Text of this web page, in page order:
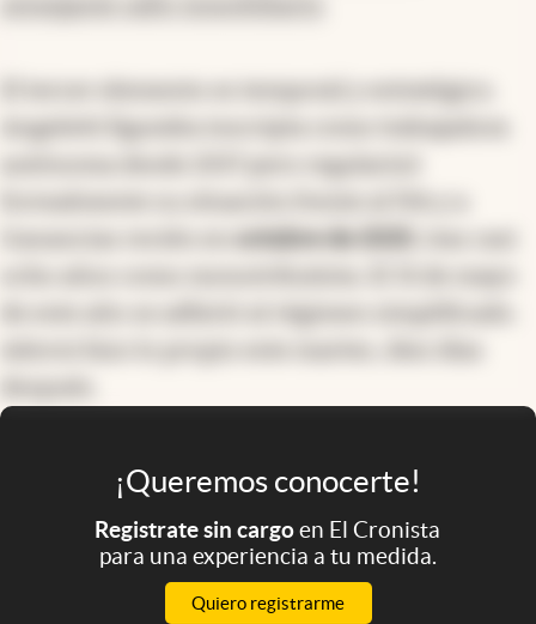
El tercer elemento es temporal y estratégico.
Angeletti figuraba inscripta como trabajadora
autónoma desde 2017 pero regularizó
octubre de 2025
¡Queremos conocerte!
Registrate sin cargoen El Cronista
para una experiencia a tu medida.
Quiero registrarme